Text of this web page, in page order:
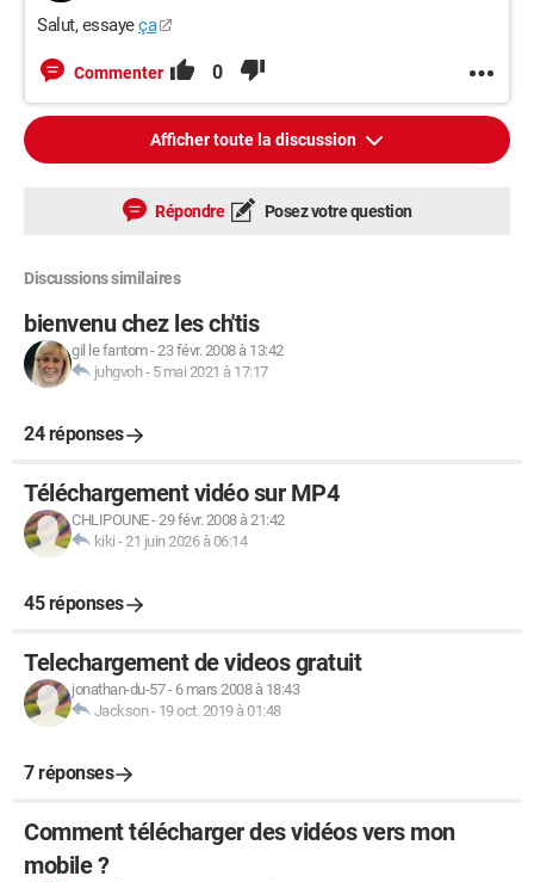
Salut, essayeça
Commenter 0
Afficher toute la discussion
Répondre Posez votre question
Discussions similaires
bienvenu chez les ch'tis
gil le fantom-23 févr. 2008 à 13:42
juhgvoh- 5 mai 2021 à 17:17
24 réponses
Téléchargement vidéo sur MP4
CHLIPOUNE-29 févr. 2008 à 21:42
kiki -21 juin 2026 à 06:14
45 réponses
Telechargement de videos gratuit
jonathan-du-57- 6 mars 2008 à 18:43
Jackson- 19 oct. 2019 à 01:48
7 réponses
Comment télécharger des vidéos vers mon
mobile ?